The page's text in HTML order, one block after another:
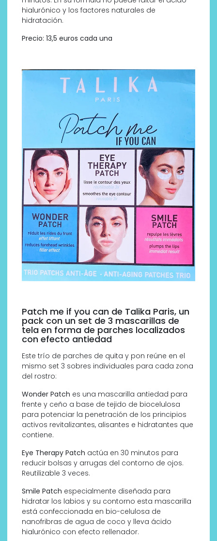
hialurónico y los factores naturales de
hidratación.
Precio: 13,5 euros cada una
Patch me if you can de Talika Paris, un
pack con un set de 3 mascarillas de
tela en forma de parches localizados
con efecto antiedad
Este trío de parches de quita y pon reúne en el
mismo set 3 sobres individuales para cada zona
del rostro:
Wonder Patch es una mascarilla antiedad para
frente y ceño a base de tejido de biocelulosa
para potenciar la penetración de los principios
activos revitalizantes, alisantes e hidratantes que
contiene.
Eye Therapy Patch actúa en 30 minutos para
reducir bolsas y arrugas del contorno de ojos.
Reutilizable 3 veces.
Smile Patch especialmente diseñada para
hidratar los labios y su contorno esta mascarilla
está confeccionada en bio-celulosa de
nanofribras de agua de coco y lleva ácido
hialurónico con efecto rellenador.